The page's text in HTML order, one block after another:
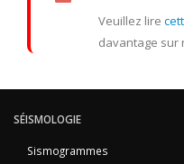
Veuillez lire
davantage sur
SÉISMOLOGIE
Sismogrammes